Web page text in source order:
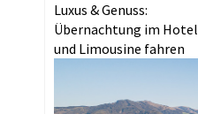
Luxus & Genuss:
Übernachtung im Hotel
und Limousine fahren